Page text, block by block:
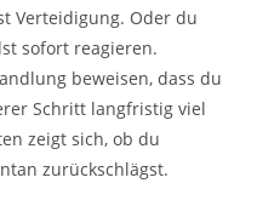
Verteidigung. Oder du
sofort reagieren.
beweisen, dass du
Schritt langfristig viel
zeigt sich, ob du
zurückschlägst.